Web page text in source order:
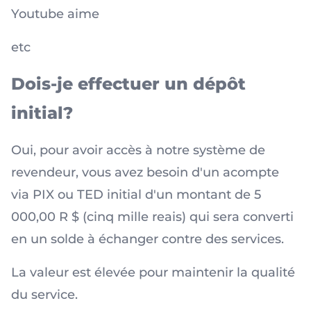
Youtube aime
etc
Dois-je effectuer un dépôt
initial?
Oui, pour avoir accès à notre système de
revendeur, vous avez besoin d'un acompte
via PIX ou TED initial d'un montant de 5
000,00 R $ (cinq mille reais) qui sera converti
en un solde à échanger contre des services.
La valeur est élevée pour maintenir la qualité
du service.